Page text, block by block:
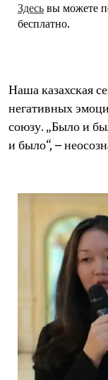
Здесьвы можете
бесплатно.
Наша казахская
негативных
союзу. „Было и
и было“, –